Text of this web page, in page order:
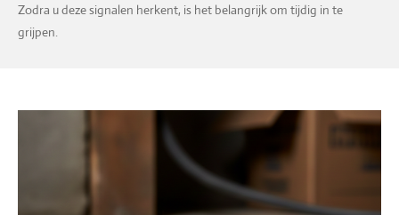
Zodra u deze signalen herkent, is het belangrijk om tijdig in te
grijpen.